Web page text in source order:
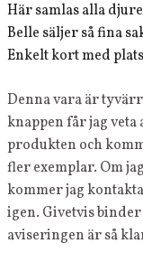
Här samlas alla
Belle säljer så fina
Enkelt kort med
Denna vara är
knappen får jag
produkten och
fler exemplar. Om
kommer jag
igen. Givetvis
aviseringen är så